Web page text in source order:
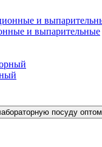
и выпарительные
посуду оптом